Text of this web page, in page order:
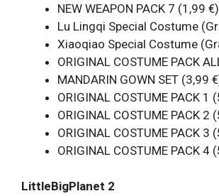
NEW WEAPON PACK 7 (1,99 €)
Lu Lingqi Special Costume
Xiaoqiao Special Costume
ORIGINAL COSTUME PACK
MANDARIN GOWN SET (3,99
ORIGINAL COSTUME PACK 1
ORIGINAL COSTUME PACK 2
ORIGINAL COSTUME PACK 3
ORIGINAL COSTUME PACK 4
LittleBigPlanet 2